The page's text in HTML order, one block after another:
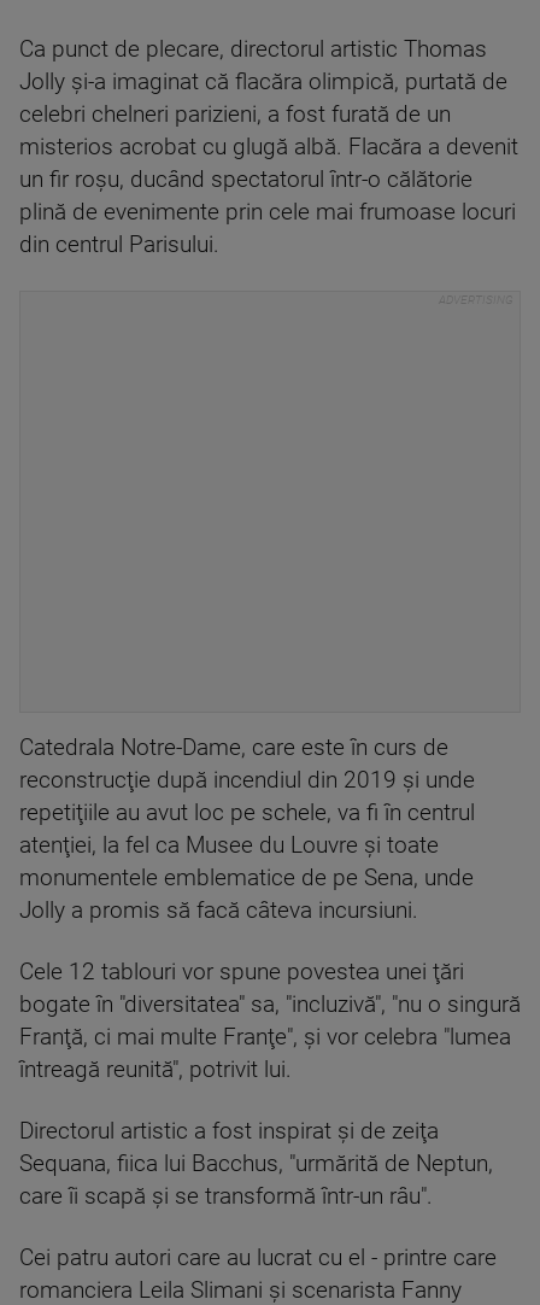
Ca punct de plecare, directorul artistic Thomas
Jolly şi-a imaginat că flacăra olimpică, purtată de
celebri chelneri parizieni, a fost furată de un
misterios acrobat cu glugă albă. Flacăra a devenit
un fir roşu, ducând spectatorul într-o călătorie
plină de evenimente prin cele mai frumoase locuri
din centrul Parisului.
Catedrala Notre-Dame, care este în curs de
reconstrucţie după incendiul din 2019 şi unde
repetiţiile au avut loc pe schele, va fi în centrul
atenţiei, la fel ca Musee du Louvre şi toate
monumentele emblematice de pe Sena, unde
Jolly a promis să facă câteva incursiuni.
Cele 12 tablouri vor spune povestea unei ţări
bogate în "diversitatea" sa, "incluzivă", "nu o singură
Franţă, ci mai multe Franţe", şi vor celebra "lumea
întreagă reunită", potrivit lui.
Directorul artistic a fost inspirat şi de zeiţa
Sequana, fiica lui Bacchus, "urmărită de Neptun,
care îi scapă şi se transformă într-un râu".
Cei patru autori care au lucrat cu el - printre care
romanciera Leila Slimani şi scenarista Fanny